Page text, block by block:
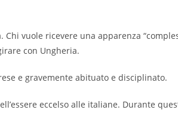
vuole ricevere una apparenza
con Ungheria.
e gravemente abituato e disciplinato.
eccelso alle italiane. Durante